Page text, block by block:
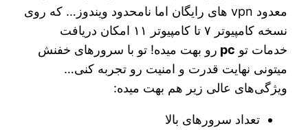
معدود vpn های رایگان اما نامحدود ویندوز… که روی
نسخه کامپیوتر ۷ تا کامپیوتر ۱۱ امکان دریافت
خدمات تو pc رو بهت میده! تو با سرورهای خفنش
میتونی نهایت قدرت و امنیت رو تجربه کنی…
ویژگی‌های عالی زیر هم بهت میده:
تعداد سرورهای بالا